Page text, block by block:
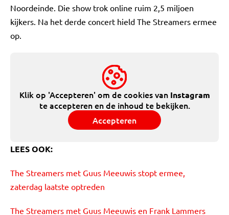
Noordeinde. Die show trok online ruim 2,5 miljoen
kijkers. Na het derde concert hield The Streamers ermee
op.
Klik op 'Accepteren' om de cookies van Instagram
te accepteren en de inhoud te bekijken.
Accepteren
LEES OOK:
The Streamers met Guus Meeuwis stopt ermee,
zaterdag laatste optreden
The Streamers met Guus Meeuwis en Frank Lammers